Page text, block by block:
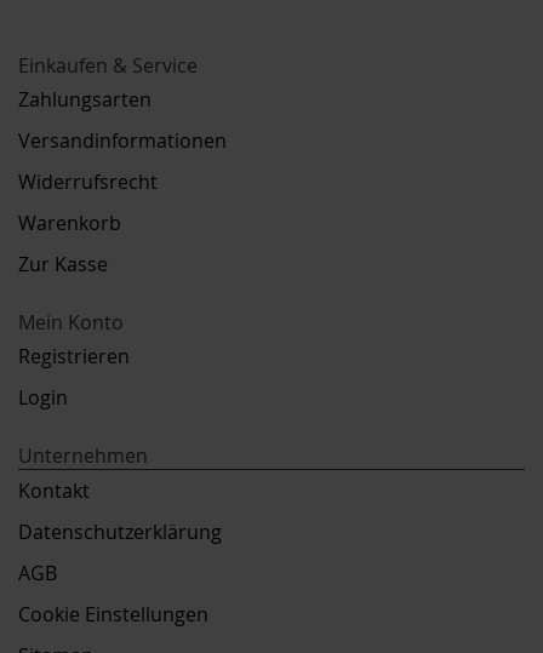
Einkaufen & Service
Zahlungsarten
Versandinformationen
Widerrufsrecht
Warenkorb
Zur Kasse
Mein Konto
Registrieren
Login
Unternehmen
Kontakt
Datenschutzerklärung
AGB
Cookie Einstellungen